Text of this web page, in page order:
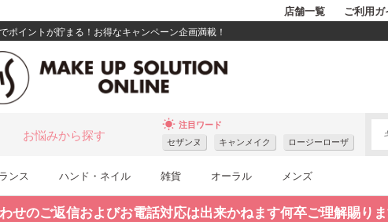
店舗一覧 ご利用ガ
イントが貯まる！お得なキャンペーン企画満載！
お悩みから探す
wb_sunny 注目ワード
セザンヌ キャンメイク ロージーローザ
ンス ハンド・ネイル 雑貨 オーラル メンズ
せのご返信およびお電話対応は出来かねます何卒ご理解賜り